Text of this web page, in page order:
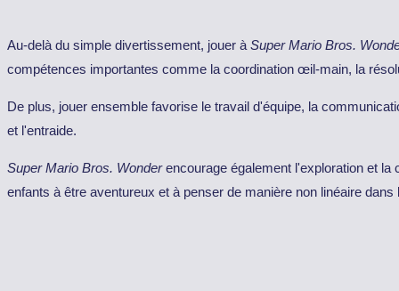
Au-delà du simple divertissement, jouer à Super Mario Bros.
compétences importantes comme la coordination œil-main, la
De plus, jouer ensemble favorise le travail d'équipe, la
et l'entraide.
Super Mario Bros. Wonderencourage également l'exploration et la
enfants à être aventureux et à penser de manière non linéaire dans